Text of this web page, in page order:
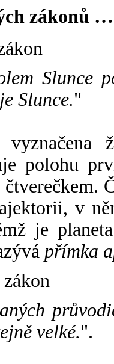
zákonů …
Slunce
Slunce."
polohu
v
je
přímka
velké.".